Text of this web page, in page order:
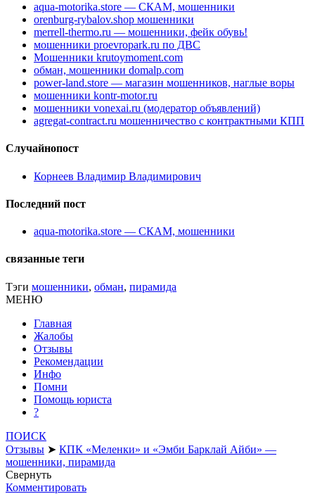
aqua-motorika.store — СКАМ, мошенники
orenburg-rybalov.shop мошенники
merrell-thermo.ru — мошенники, фейк обувь!
мошенники proevropark.ru по ДВС
Мошенники krutoymoment.com
обман, мошенники domalp.com
power-land.store — магазин мошенников, наглые воры
мошенники kontr-motor.ru
мошенники vonexai.ru (модератор объявлений)
agregat-contract.ru мошенничество с контрактными КПП
Случайнопост
Корнеев Владимир Владимирович
Последний пост
aqua-motorika.store — СКАМ, мошенники
связанные теги
Тэги мошенники, обман, пирамида
МЕНЮ
Главная
Жалобы
Отзывы
Рекомендации
Инфо
Помни
Помощь юриста
?
ПОИСК
Отзывы ➤ КПК «Меленки» и «Эмби Барклай Айби» —
мошенники, пирамида
Свернуть
Комментировать